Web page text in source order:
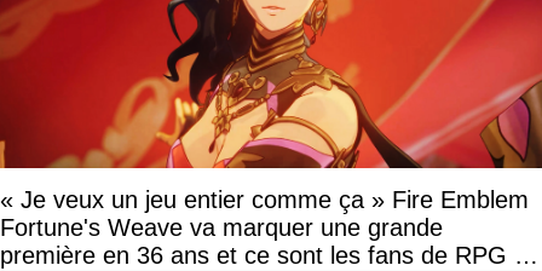
« Je veux un jeu entier comme ça » Fire Emblem
Fortune's Weave va marquer une grande
première en 36 ans et ce sont les fans de RPG en